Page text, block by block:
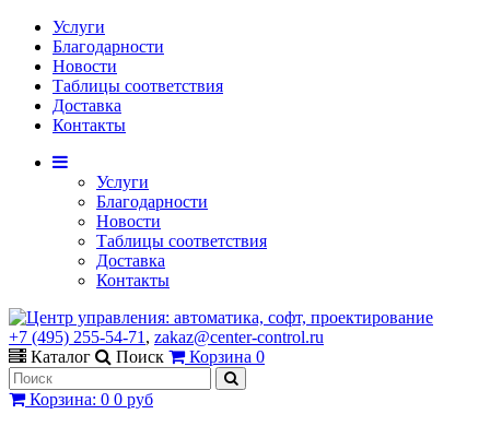
Услуги
Благодарности
Новости
Таблицы соответствия
Доставка
Контакты
Услуги
Благодарности
Новости
Таблицы соответствия
Доставка
Контакты
+7 (495) 255-54-71 , zakaz@center-control.ru
Каталог
Поиск Корзина 0
Корзина: 0 0 руб